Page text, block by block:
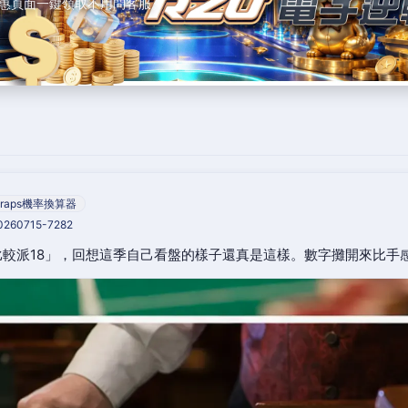
機率換算器
7282
派18」，回想這季自己看盤的樣子還真是這樣。數字攤開來比手